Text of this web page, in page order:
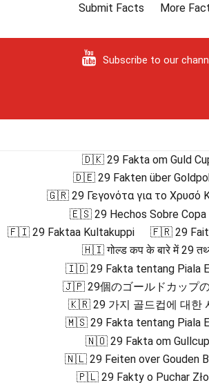
Submit Facts
More
Subscribe to our
🇩🇰 29 Fakta om Guld
🇩🇪 29 Fakten über
🇬🇷 29 Γεγονότα για το Χρυσό
🇪🇸 29 Hechos Sobre Copa
🇫🇮 29 Faktaa Kultakuppi
🇫🇷 29
🇭🇮 गोल्ड कप के बारे में 29
🇮🇩 29 Fakta tentang Piala
🇯🇵 29個のゴールドカップ
🇰🇷 29 가지 골드컵에 대한
🇲🇸 29 Fakta tentang Piala
🇳🇴 29 Fakta om Gullcup
🇳🇱 29 Feiten over Gouden
🇵🇱 29 Fakty o Puchar